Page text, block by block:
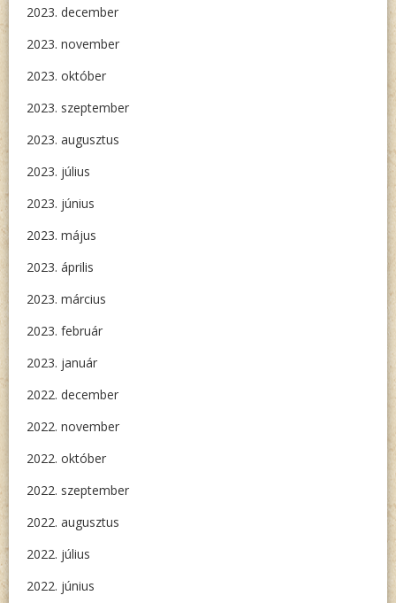
2023. december
2023. november
2023. október
2023. szeptember
2023. augusztus
2023. július
2023. június
2023. május
2023. április
2023. március
2023. február
2023. január
2022. december
2022. november
2022. október
2022. szeptember
2022. augusztus
2022. július
2022. június